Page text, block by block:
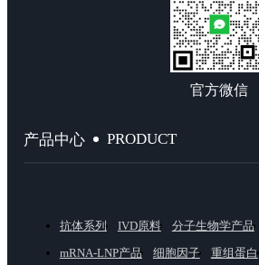
官方微信
产品中心 PRODUCT
抗体系列 IVD原料 分子生物学产品
mRNA-LNP产品
细胞因子 重组蛋白